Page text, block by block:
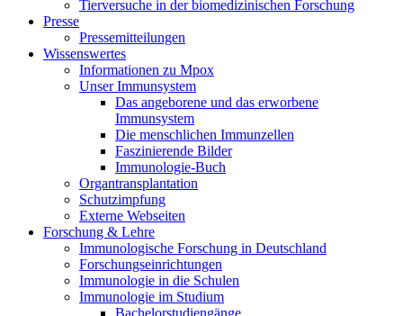
Tierversuche in der biomedizinischen Forschung
Presse
Pressemitteilungen
Wissenswertes
Informationen zu Mpox
Unser Immunsystem
Das angeborene und das erworbene
Immunsystem
Die menschlichen Immunzellen
Faszinierende Bilder
Immunologie-Buch
Organtransplantation
Schutzimpfung
Externe Webseiten
Forschung & Lehre
Immunologische Forschung in Deutschland
Forschungseinrichtungen
Immunologie in die Schulen
Immunologie im Studium
Bachelorstudiengänge